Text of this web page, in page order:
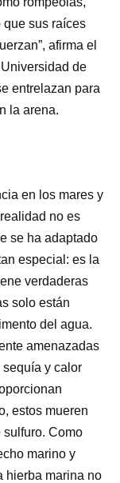
que sus raíces
afirma el
de
entrelazan para
la arena.
en los mares y
no es
se ha adaptado
especial: es la
verdaderas
solo están
del agua.
amenazadas
sequía y calor
estos mueren
sulfuro. Como
marino y
hierba marina no